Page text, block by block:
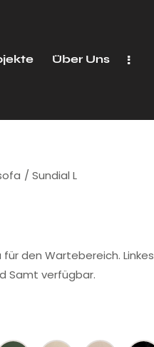
Über Uns
Sundial L
den Wartebereich. Linkes
Samt verfügbar.